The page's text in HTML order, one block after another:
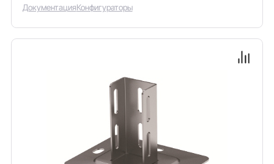
ДокументацияКонфигураторы